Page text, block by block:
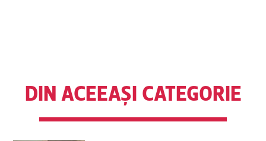
DIN ACEEAȘI CATEGORIE